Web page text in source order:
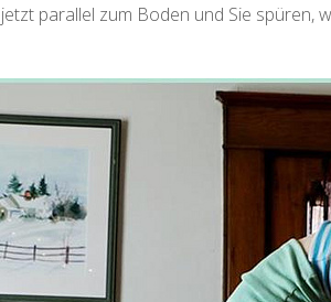
parallel zum Boden und Sie spüren,